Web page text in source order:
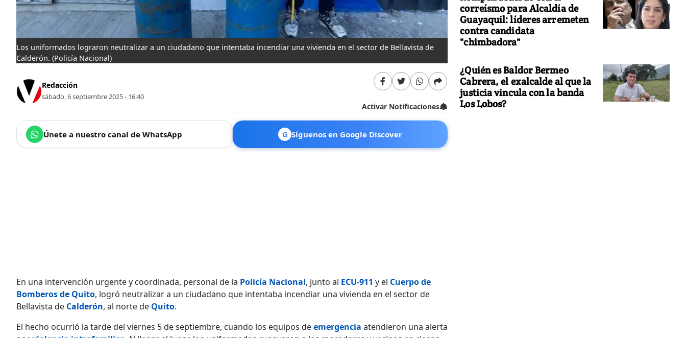
Los uniformados lograron neutralizar a un ciudadano que intentaba incendiar una vivienda en el sector de Bellavista de
Calderón. (Policía Nacional)
Redacción
sábado, 6 septiembre 2025 - 16:40
Activar Notificaciones
Únete a nuestro canal de WhatsApp G Síguenos en Google Discover
En una intervención urgente y coordinada, personal de la Policía Nacional, junto al ECU-911 y el Cuerpo de
Bomberos de Quito, logró neutralizar a un ciudadano que intentaba incendiar una vivienda en el sector de
Bellavista de Calderón, al norte de Quito.
El hecho ocurrió la tarde del viernes 5 de septiembre, cuando los equipos deemergencia atendieron una alerta
correísmo para Alcaldía de
Guayaquil: líderes arremeten
contra candidata
"chimbadora"
¿Quién es Baldor Bermeo
Cabrera, el exalcalde al que la
justicia vincula con la banda
Los Lobos?